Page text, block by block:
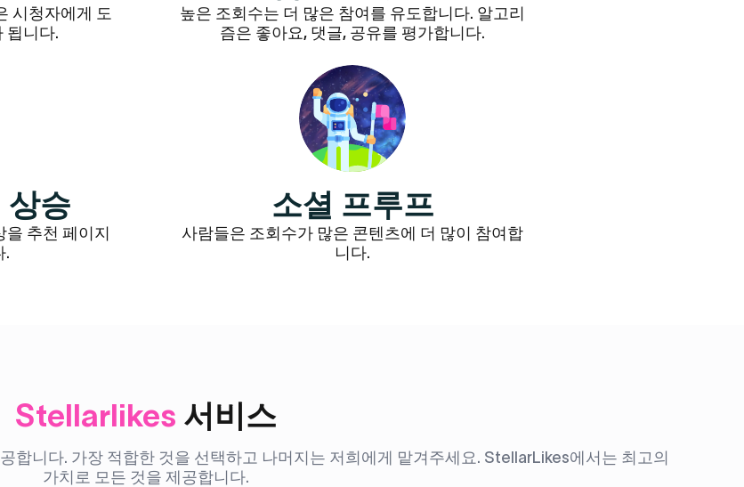
시청자에게 도
됩니다.
높은 조회수는 더 많은 참여를 유도합니다. 알고리
즘은 좋아요, 댓글, 공유를 평가합니다.
상승
추천 페이지
.
소셜 프루프
사람들은 조회수가 많은 콘텐츠에 더 많이 참여합
니다.
Stellarlikes 서비스
합니다. 가장 적합한 것을 선택하고 나머지는 저희에게 맡겨주세요. StellarLikes에서는 최고의
가치로 모든 것을 제공합니다.